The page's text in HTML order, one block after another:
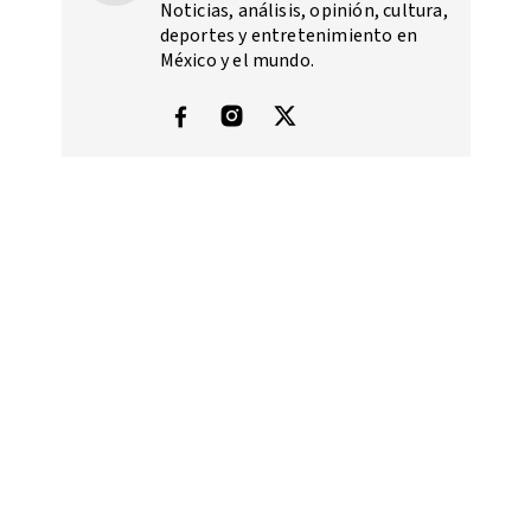
Noticias, análisis, opinión, cultura,
deportes y entretenimiento en
México y el mundo.